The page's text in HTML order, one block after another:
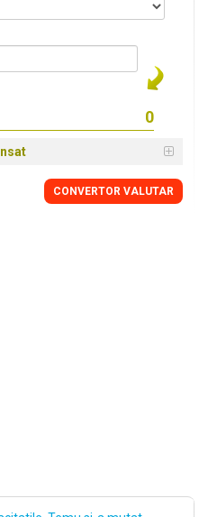
CONVERTOR VALUTAR